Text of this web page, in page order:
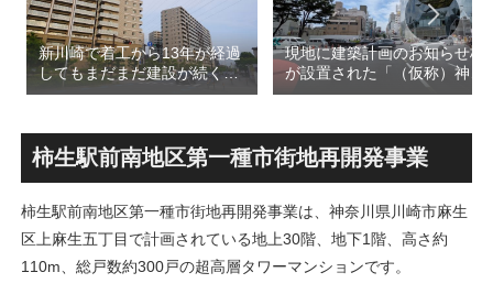
新川崎で着工から13年が経過
してもまだまだ建設が続く
「クレストプライムレジデン
ンション街で「プロムナード
八番街」の建設が進む！！
現地に建築計画のお知らせ板
が設置された「（仮称）神宮
前六丁目八角館建替計
SANAA設計で神宮前交差点に
新たな商業施設誕生へ！！
柿生駅前南地区第一種市街地再開発事業
柿生駅前南地区第一種市街地再開発事業は、神奈川県川崎市麻生
区上麻生五丁目で計画されている地上30階、地下1階、高さ約
110m、総戸数約300戸の超高層タワーマンションです。